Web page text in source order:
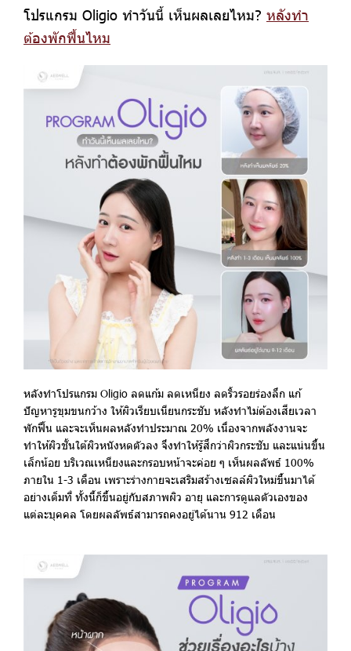
โปรแกรม Oligio ทำวันนี้ เห็นผลเลยไหม? หลังทำ
ต้องพักฟื้นไหม
หลังทำโปรแกรม Oligio ลดแก้ม ลดเหนียง ลดริ้วรอยร่องลึก แก้
ปัญหารูขุมขนกว้าง ให้ผิวเรียบเนียนกระชับ หลังทำไม่ต้องเสียเวลา
พักฟื้น และจะเห็นผลหลังทำประมาณ 20% เนื่องจากพลังงานจะ
ทำให้ผิวชั้นใต้ผิวหนังหดตัวลง จึงทำให้รู้สึกว่าผิวกระชับ และแน่นขึ้น
เล็กน้อย บริเวณเหนียงและกรอบหน้าจะค่อย ๆ เห็นผลลัพธ์ 100%
ภายใน 1-3 เดือน เพราะร่างกายจะเสริมสร้างเซลล์ผิวใหม่ขึ้นมาได้
อย่างเต็มที่ ทั้งนี้ก็ขึ้นอยู่กับสภาพผิว อายุ และการดูแลตัวเองของ
แต่ละบุคคล โดยผลลัพธ์สามารถคงอยู่ได้นาน 912 เดือน